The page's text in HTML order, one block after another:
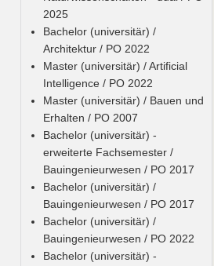
2025
Bachelor (universitär) /
Architektur / PO 2022
Master (universitär) / Artificial
Intelligence / PO 2022
Master (universitär) / Bauen und
Erhalten / PO 2007
Bachelor (universitär) -
erweiterte Fachsemester /
Bauingenieurwesen / PO 2017
Bachelor (universitär) /
Bauingenieurwesen / PO 2017
Bachelor (universitär) /
Bauingenieurwesen / PO 2022
Bachelor (universitär) -